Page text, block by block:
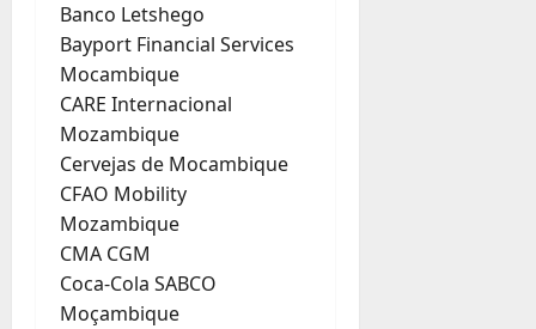
Banco Letshego
Bayport Financial Services
Mocambique
CARE Internacional
Mozambique
Cervejas de Mocambique
CFAO Mobility
Mozambique
CMA CGM
Coca-Cola SABCO
Moçambique